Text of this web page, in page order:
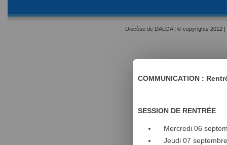
COMMUNICATION :
SESSION DE RENTRÉE
Mercredi 06
Jeudi 07
Diocèse de DALOA | © copyrights